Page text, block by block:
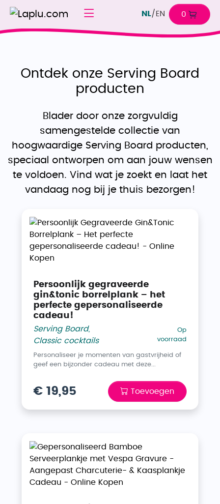
NL/ EN 0
Ontdek onze Serving Board
producten
Blader door onze zorgvuldig
samengestelde collectie van
hoogwaardige Serving Board producten,
speciaal ontworpen om aan jouw wensen
te voldoen. Vind wat je zoekt en laat het
vandaag nog bij je thuis bezorgen!
Persoonlijk gegraveerde
gin&tonic borrelplank – het
perfecte gepersonaliseerde
cadeau!
Serving Board,
Classic cocktails
Op
voorraad
Personaliseer je momenten van gastvrijheid of
geef een bijzonder cadeau met deze...
€ 19,95 Toevoegen